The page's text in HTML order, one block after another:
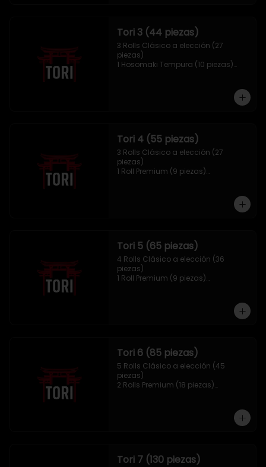
Tori 3 (44 piezas)
3 Rolls Clásico a elección (27
piezas)
1 Hosomaki Tempura (10 piezas)
Tori 4 (55 piezas)
3 Rolls Clásico a elección (27
piezas)
1 Roll Premium (9 piezas)
Tori 5 (65 piezas)
4 Rolls Clásico a elección (36
piezas)
1 Roll Premium (9 piezas)
Tori 6 (85 piezas)
5 Rolls Clásico a elección (45
piezas)
2 Rolls Premium (18 piezas)
Tori 7 (130 piezas)